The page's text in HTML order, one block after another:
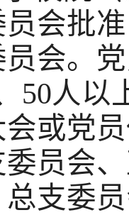
会批
会。
50人
或党
员会
支委